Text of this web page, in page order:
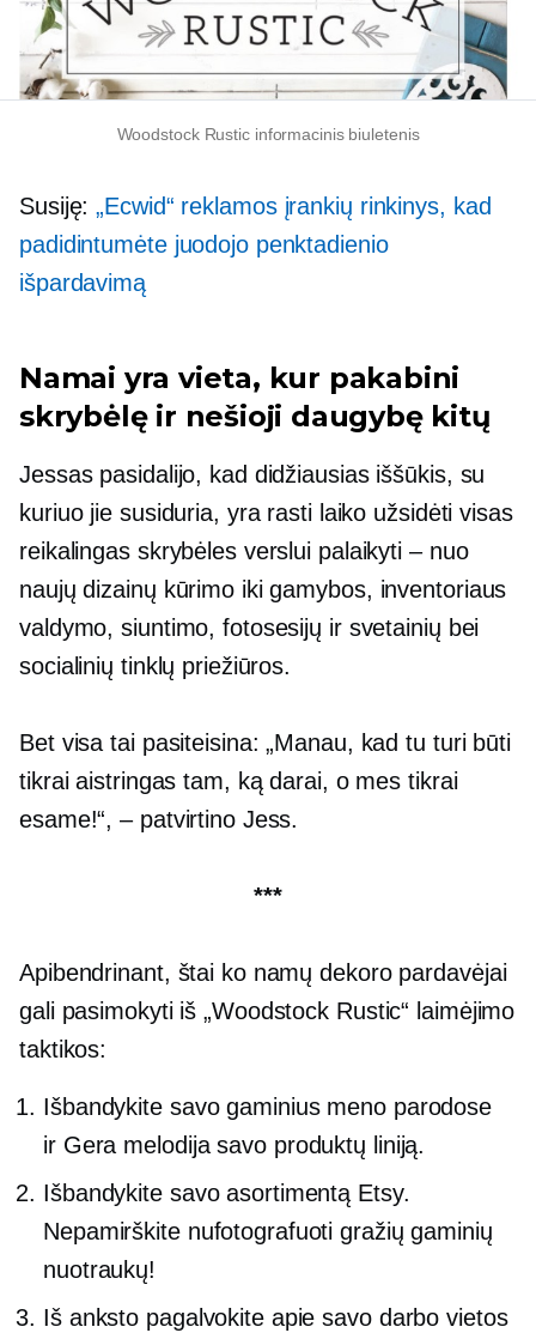
Woodstock Rustic informacinis biuletenis
Susiję:„Ecwid“ reklamos įrankių rinkinys, kad
padidintumėte juodojo penktadienio
išpardavimą
Namai yra vieta, kur pakabini
skrybėlę ir nešioji daugybę kitų
Jessas pasidalijo, kad didžiausias iššūkis, su
kuriuo jie susiduria, yra rasti laiko užsidėti visas
reikalingas skrybėles verslui palaikyti – nuo ​​
naujų dizainų kūrimo iki gamybos, inventoriaus
valdymo, siuntimo, fotosesijų ir svetainių bei
socialinių tinklų priežiūros.
Bet visa tai pasiteisina: „Manau, kad tu turi būti
tikrai aistringas tam, ką darai, o mes tikrai
esame!“, – patvirtino Jess.
***
Apibendrinant, štai ko namų dekoro pardavėjai
gali pasimokyti iš „Woodstock Rustic“ laimėjimo
taktikos:
Išbandykite savo gaminius meno parodose
ir Gera melodijasavo produktų liniją.
Išbandykite savo asortimentą Etsy.
Nepamirškite nufotografuoti gražių gaminių
nuotraukų!
Iš anksto pagalvokite apie savo darbo vietos